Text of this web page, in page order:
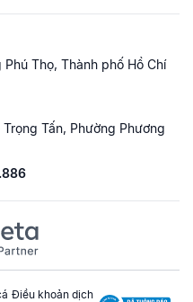
Thọ, Thành phố Hồ Chí
Tấn, Phường Phương
Điều khoản dịch